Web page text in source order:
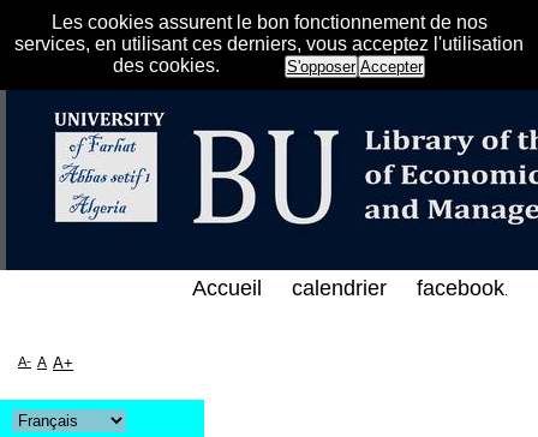
Les cookies assurent le bon fonctionnement de nos
services, en utilisant ces derniers, vous acceptez l'utilisation
des cookies.
S'opposer Accepter
الإلكتروني على الخط المباشر لمكتبة كلية
Accueil calendrier facebook.
A- A A+